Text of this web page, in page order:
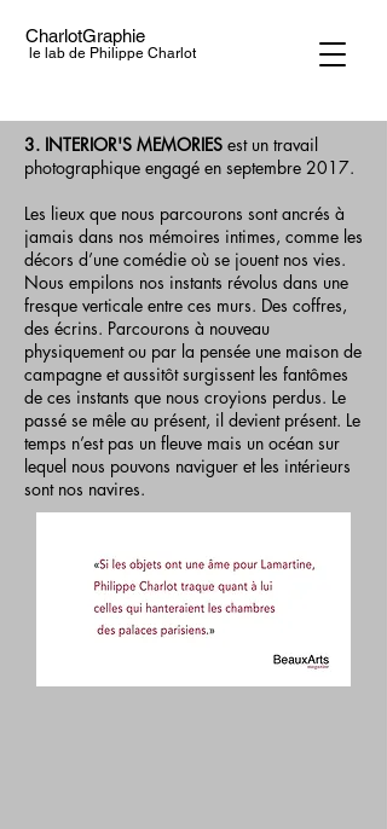
CharlotGraphie
le lab de Philippe Charlot
3. INTERIOR'S MEMORIES est un travail
photographique engagé en septembre 2017.
Les lieux que nous parcourons sont ancrés à
jamais dans nos mémoires intimes, comme les
décors d’une comédie où se jouent nos vies.
Nous empilons nos instants révolus dans une
fresque verticale entre ces murs. Des coffres,
des écrins. Parcourons à nouveau
physiquement ou par la pensée une maison de
campagne et aussitôt surgissent les fantômes
de ces instants que nous croyions perdus. Le
passé se mêle au présent, il devient présent. Le
temps n’est pas un fleuve mais un océan sur
lequel nous pouvons naviguer et les intérieurs
sont nos navires.